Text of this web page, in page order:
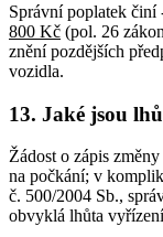
Správní poplatek činí
800 Kč (pol. 26
znění pozdějších
vozidla.
13. Jaké jsou
Žádost o zápis
na počkání; v
č. 500/2004 Sb.,
obvyklá lhůta